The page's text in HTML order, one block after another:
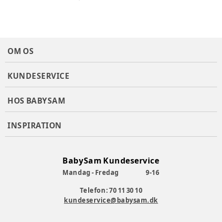
OM OS
KUNDESERVICE
HOS BABYSAM
INSPIRATION
BabySam Kundeservice
Mandag - Fredag
9-16
Telefon: 70 11 30 10
kundeservice@babysam.dk